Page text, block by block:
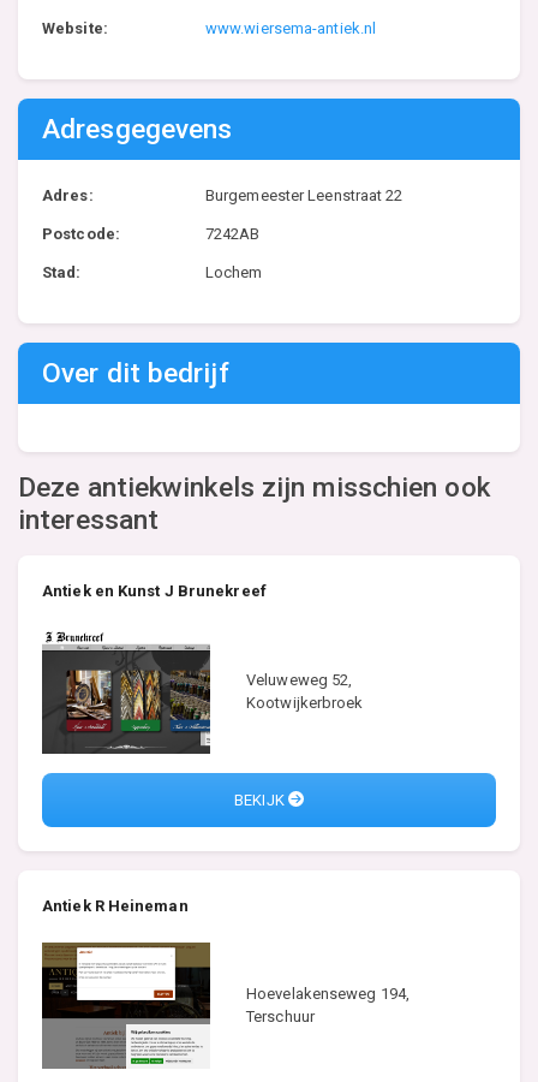
Website: www.wiersema-antiek.nl
Adresgegevens
Adres: Burgemeester Leenstraat 22
Postcode: 7242AB
Stad: Lochem
Over dit bedrijf
Deze antiekwinkels zijn misschien ook
interessant
Antiek en Kunst J Brunekreef
Veluweweg 52,
Kootwijkerbroek
BEKIJK
Antiek R Heineman
Hoevelakenseweg 194,
Terschuur